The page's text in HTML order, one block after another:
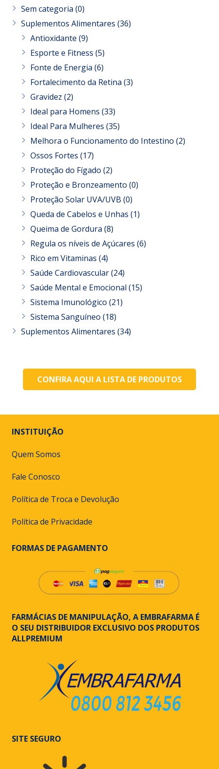
Sem categoria (0)
Suplementos Alimentares (36)
Antioxidante (9)
Esporte e Fitness (5)
Fonte de Energia (6)
Fortalecimento da Retina (3)
Gravidez (2)
Ideal para Homens (33)
Ideal Para Mulheres (35)
Melhora o Funcionamento do Intestino (2)
Ossos Fortes (17)
Proteção do Fígado (2)
Proteção e Bronzeamento (0)
Proteção Solar UVA/UVB (0)
Queda de Cabelos e Unhas (1)
Queima de Gordura (8)
Regula os níveis de Açúcares (6)
Rico em Vitaminas (4)
Saúde Cardiovascular(24)
Saúde Mental e Emocional (15)
Sistema Imunológico (21)
Sistema Sanguíneo (18)
Suplementos Alimentares (34)
CONFIRA AQUI A LISTA DE PRODUTOS
INSTITUIÇÃO
Quem Somos
Fale Conosco
Política de Troca e Devolução
Política de Privacidade
FORMAS DE PAGAMENTO
FARMÁCIAS DE MANIPULAÇÃO, A EMBRAFARMA É
O SEU DISTRIBUIDOR EXCLUSIVO DOS PRODUTOS
ALLPREMIUM
SITE SEGURO